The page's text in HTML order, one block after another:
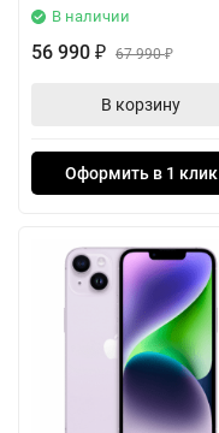
В наличии
56 990 ₽ 67 990₽
В корзину
Оформить в 1 клик